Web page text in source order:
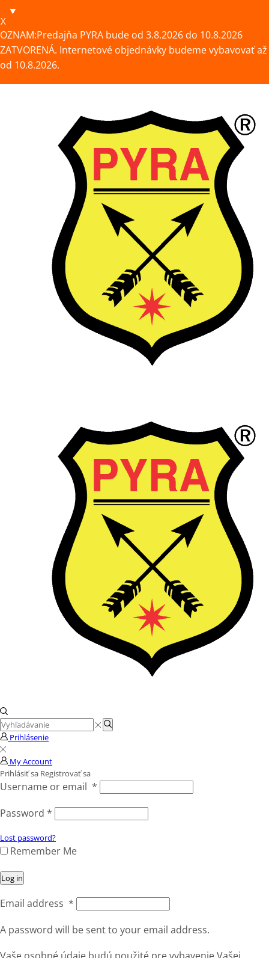
X
OZNAM:Predajňa PYRA bude od 3.8.2026 do 10.8.2026
ZATVORENÁ. Internetové objednávky budeme vybavovať až
od 10.8.2026.
Search
input
Search
Prihlásenie
My Account
Prihlásiť sa Registrovať sa
Username or email *
Password *
Lost password?
Remember Me
Log in
Email address *
A password will be sent to your email address.